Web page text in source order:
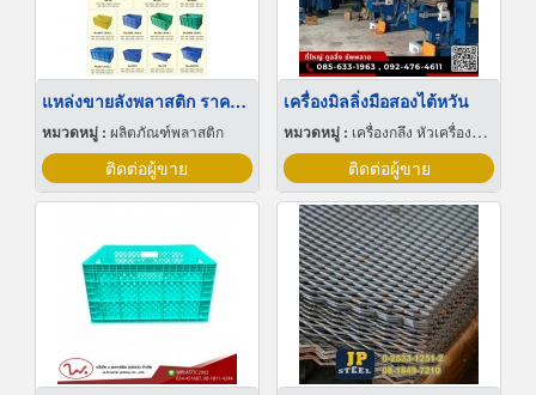
แหล่งขายลังพลาสติก ราคาไม่แพง
หมวดหมู่ : ผลิตภัณฑ์พลาสติก
ติดต่อผู้ขาย
เครื่องมิลลิ่งมือสองไต้หวัน
หมวดหมู่ : เครื่องกลึง หัวเครื่องและอุปกรณ์
ติดต่อผู้ขาย